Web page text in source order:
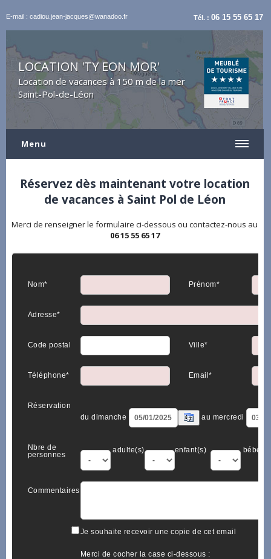
E-mail : cadiou.jean-jacques@wanadoo.fr Tél. :06 15 55 65 17
LOCATION 'TY EON MOR'
Location de vacances à 150 m de la mer
Saint-Pol-de-Léon
Menu
Réservez dès maintenant votre location
de vacances à Saint Pol de Léon
Merci de renseigner le formulaire ci-dessous ou contactez-nous au
06 15 55 65 17
Nom* Prénom*
Adresse*
Code postal Ville*
Téléphone* Email*
Réservation
du dimanche
au mercredi
Nbre de
personnes
adulte(s) enfant(s) bébé(s)
Commentaires
Je souhaite recevoir une copie de cet email
Merci de cocher la case ci-dessous :